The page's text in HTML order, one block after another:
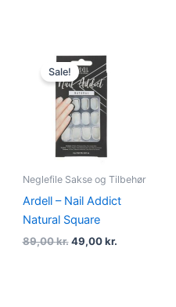
Sale!
Neglefile Sakse og Tilbehør
Ardell – Nail Addict
Natural Square
89,00kr.
Original
price
was:
89,00 kr..
49,00kr.